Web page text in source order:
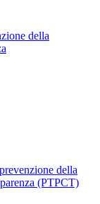
della
della
(PTPCT)